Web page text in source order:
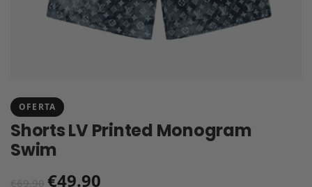
OFERTA
Shorts LV Printed Monogram
Swim
€69.90 €49.90